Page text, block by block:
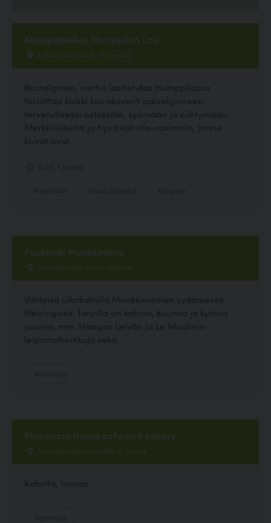
Kauppakeskus Humppilan Lasi
Lasitehtaantie 5, Humppila
Nostalginen, vanha lasitehdas Humppilassa
toivottaa kaikki koirakaverit palvelijoineen
tervetulleeksi ostoksille, syömään ja viihtymään.
Merkkiliikkeitä ja hyvä kahvila-ravintola, jonne
koirat ovat...
Puukioski Munkkiniemi
Laajalahden aukio, Helsinki
Viihtyisä ulkokahvila Munkkiniemen sydämessä
Helsingissä. Tarjolla on kahvia, kuumia ja kylmiä
juomia, mm. Haagan Leivän ja Le Moulinin
leipomoherkkuja sekä...
Pharmacy House cafe and bakery
Hovioikeudenpuistikko 9, Vaasa
Kahvila, lounas.